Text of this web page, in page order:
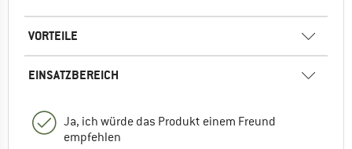
VORTEILE
EINSATZBEREICH
Ja, ich würde das Produkt einem Freund
empfehlen